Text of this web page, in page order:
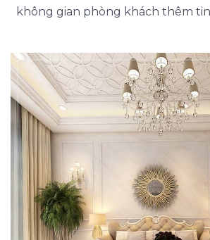
không gian phòng khách thêm